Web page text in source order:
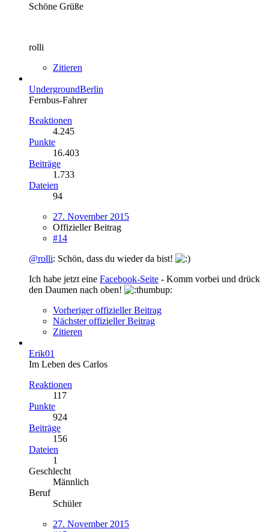
Schöne Grüße
rolli
Zitieren
UndergroundBerlin
Fernbus-Fahrer
Reaktionen
4.245
Punkte
16.403
Beiträge
1.733
Dateien
94
27. November 2015
Offizieller Beitrag
#14
@rolli: Schön, dass du wieder da bist!
Ich habe jetzt eine Facebook-Seite - Komm vorbei und drück
den Daumen nach oben!
Vorheriger offizieller Beitrag
Nächster offizieller Beitrag
Zitieren
Erik01
Im Leben des Carlos
Reaktionen
117
Punkte
924
Beiträge
156
Dateien
1
Geschlecht
Männlich
Beruf
Schüler
27. November 2015